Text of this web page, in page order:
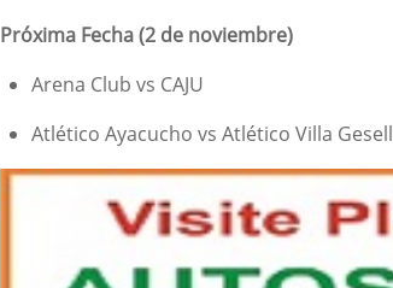
Próxima Fecha (2 de noviembre)
Arena Club vs CAJU
Atlético Ayacucho vs Atlético Villa Gesell